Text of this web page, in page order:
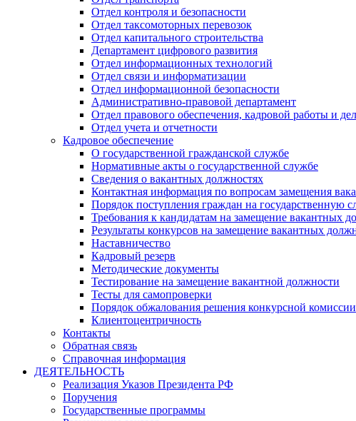
Отдел контроля и безопасности
Отдел таксомоторных перевозок
Отдел капитального строительства
Департамент цифрового развития
Отдел информационных технологий
Отдел связи и информатизации
Отдел информационной безопасности
Административно-правовой департамент
Отдел правового обеспечения, кадровой работы и
Отдел учета и отчетности
Кадровое обеспечение
О государственной гражданской службе
Нормативные акты о государственной службе
Сведения о вакантных должностях
Контактная информация по вопросам замещения
Порядок поступления граждан на государственную
Требования к кандидатам на замещение вакантных
Результаты конкурсов на замещение вакантных
Наставничество
Кадровый резерв
Методические документы
Тестирование на замещение вакантной должности
Тесты для самопроверки
Порядок обжалования решения конкурсной комиссии
Клиентоцентричность
Контакты
Обратная связь
Справочная информация
ДЕЯТЕЛЬНОСТЬ
Реализация Указов Президента РФ
Поручения
Государственные программы